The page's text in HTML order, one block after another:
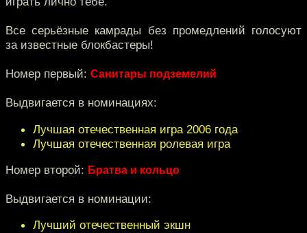
Все серьёзные камрады без промедлений голосуют
за известные блокбастеры!
Номер первый: Санитары подземелий
Выдвигается в номинациях:
Лучшая отечественная игра 2006 года
Лучшая отечественная ролевая игра
Номер второй: Братва и кольцо
Выдвигается в номинации:
Лучший отечественный экшн